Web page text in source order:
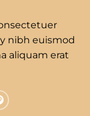
nibh euismod
aliquam erat